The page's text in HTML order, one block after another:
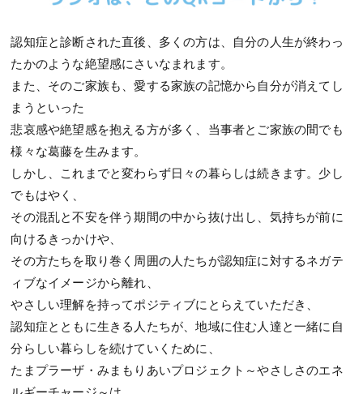
認知症と診断された直後、多くの方は、自分の人生が終わっ
たかのような絶望感にさいなまれます。
また、そのご家族も、愛する家族の記憶から自分が消えてし
まうといった
悲哀感や絶望感を抱える方が多く、当事者とご家族の間でも
様々な葛藤を生みます。
しかし、これまでと変わらず日々の暮らしは続きます。少し
でもはやく、
その混乱と不安を伴う期間の中から抜け出し、気持ちが前に
向けるきっかけや、
その方たちを取り巻く周囲の人たちが認知症に対するネガテ
ィブなイメージから離れ、
やさしい理解を持ってポジティブにとらえていただき、
認知症とともに生きる人たちが、地域に住む人達と一緒に自
分らしい暮らしを続けていくために、
たまプラーザ・みまもりあいプロジェクト～やさしさのエネ